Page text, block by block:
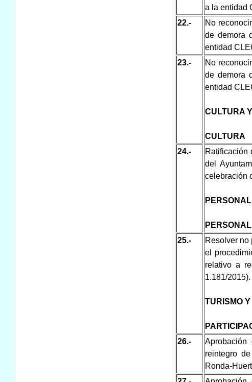
a la entidad
22.-
No
de demora
entidad
23.-
No
de demora
entidad
CULTURA
CULTURA
24.-
Ratificación
del
celebración
PERSONAL
25.-
Resolver no
el
relativo a
1.181/2015).
TURISMO
26.-
reintegro
Ronda-